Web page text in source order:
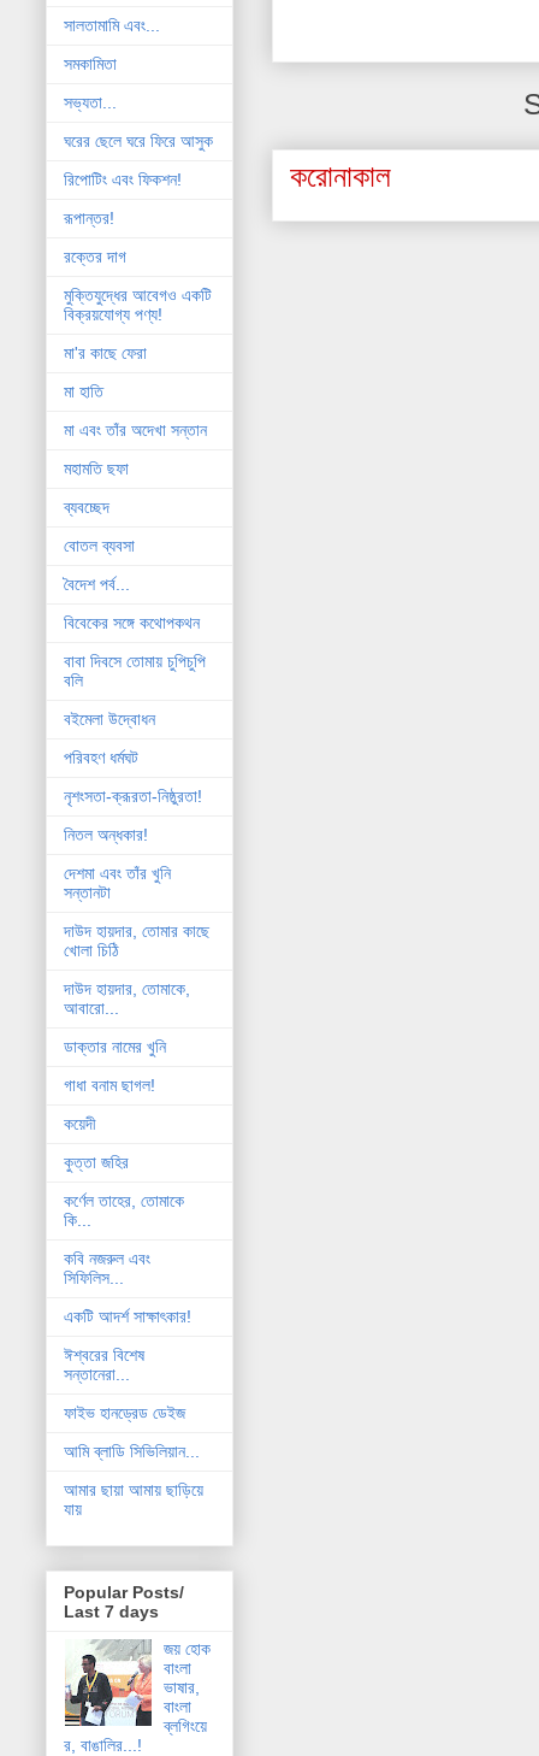
করোনাকাল
সালতামামি এবং...
সমকামিতা
সভ্যতা...
ঘরের ছেলে ঘরে ফিরে আসুক
রিপোটিং এবং ফিকশন!
রূপান্তর!
রক্তের দাগ
মুক্তিযুদ্ধের আবেগও একটি
বিক্রয়যোগ্য পণ্য!
মা'র কাছে ফেরা
মা হাতি
মা এবং তাঁর অদেখা সন্তান
মহামতি ছফা
ব্যবচ্ছেদ
বোতল ব্যবসা
বৈদেশ পর্ব...
বিবেকের সঙ্গে কথোপকথন
বাবা দিবসে তোমায় চুপিচুপি
বলি
বইমেলা উদ্বোধন
পরিবহণ ধর্মঘট
নৃশংসতা-ক্রূরতা-নিষ্ঠুরতা!
নিতল অন্ধকার!
দেশমা এবং তাঁর খুনি
সন্তানটা
দাউদ হায়দার, তোমার কাছে
খোলা চিঠি
দাউদ হায়দার, তোমাকে,
আবারো...
ডাক্তার নামের খুনি
গাধা বনাম ছাগল!
কয়েদী
কুত্তা জহির
কর্ণেল তাহের, তোমাকে
কি...
কবি নজরুল এবং
সিফিলিস...
একটি আদর্শ সাক্ষাৎকার!
ঈশ্বরের বিশেষ
সন্তানেরা...
ফাইভ হানড্রেড ডেইজ
আমি ব্লাডি সিভিলিয়ান...
আমার ছায়া আমায় ছাড়িয়ে
যায়
Popular Posts/
Last 7 days
জয় হোক
বাংলা
ভাষার,
বাংলা
ব্লগিংয়ে
র, বাঙালির...!